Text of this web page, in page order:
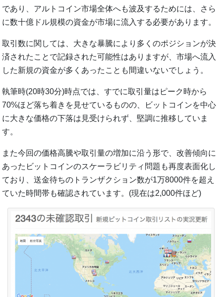
であり、アルトコイン市場全体へも波及するためには、さら
に数十億ドル規模の資金が市場に流入する必要があります。
取引数に関しては、大きな暴騰により多くのポジションが決
済されたことで記録された可能性はありますが、市場へ流入
した新規の資金が多くあったことも間違いないでしょう。
執筆時(20時30分)時点では、すでに取引量はピーク時から
70%ほど落ち着きを見せているものの、ビットコインを中心
に大きな価格の下落は見受けられず、堅調に推移していま
す。
また今回の価格高騰や取引量の増加に沿う形で、改善傾向に
あったビットコインのスケーラビリティ問題も再度表面化し
ており、送金待ちのトランザクション数が1万8000件を超え
ていた時間帯も確認されています。(現在は2,000件ほど)